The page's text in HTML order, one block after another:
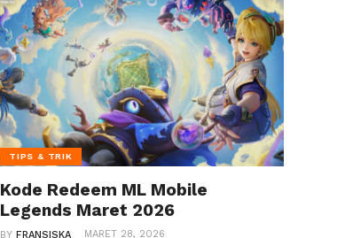
TIPS & TRIK
Kode Redeem ML Mobile
Legends Maret 2026
BYFRANSISKA MARET 28, 2026